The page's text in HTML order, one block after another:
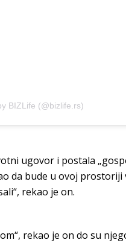
BIZLife (@bizlife.rs)
ugovor i postala
da bude u ovoj prostoriji
rekao je on.
rekao je on do su